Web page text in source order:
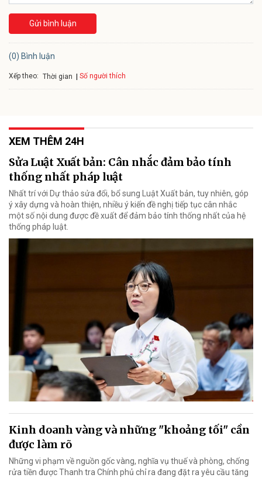
Gửi bình luận
(0) Bình luận
Xếp theo: Thời gian Số người thích
XEM THÊM 24H
Sửa Luật Xuất bản: Cân nhắc đảm bảo tính
thống nhất pháp luật
Nhất trí với Dự thảo sửa đổi, bổ sung Luật Xuất bản, tuy nhiên, góp
ý xây dựng và hoàn thiện, nhiều ý kiến đề nghị tiếp tục cân nhắc
một số nội dung được đề xuất để đảm bảo tính thống nhất của hệ
thống pháp luật.
Kinh doanh vàng và những "khoảng tối" cần
được làm rõ
Những vi phạm về nguồn gốc vàng, nghĩa vụ thuế và phòng, chống
rửa tiền được Thanh tra Chính phủ chỉ ra đang đặt ra yêu cầu tăng